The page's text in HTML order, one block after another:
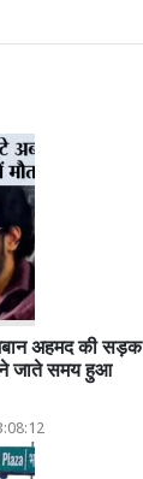
अहमद की सड़क
जाते समय हुआ